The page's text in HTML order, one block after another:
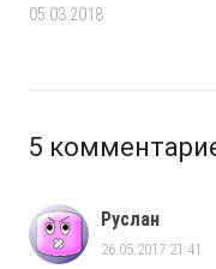
05.03.2018
5
Руслан
26.05.2017 21:41